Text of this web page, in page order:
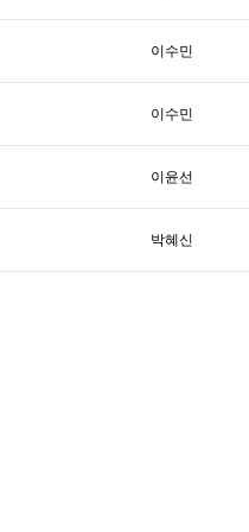
이수민
이수민
이윤선
박혜신